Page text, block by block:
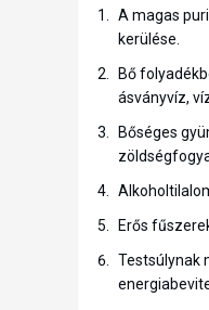
A magas
kerülése.
Bő
ásványvíz,
Bőséges
Erős
Testsúlynak